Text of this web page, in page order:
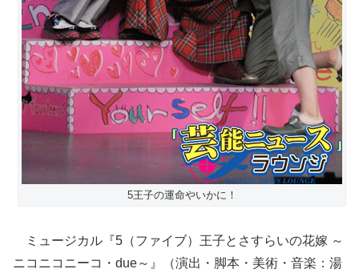
5王子の運命やいかに！
ミュージカル『5（ファイブ）王子とさすらいの花嫁 ～
ニコニコニーコ・due～』（演出・脚本・美術・音楽：湯